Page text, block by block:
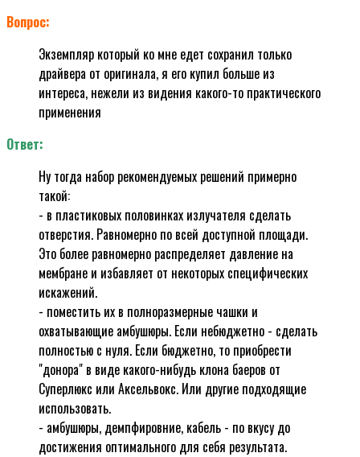
Вопрос:
Экземпляр который ко мне едет сохранил только
драйвера от оригинала, я его купил больше из
интереса, нежели из видения какого-то практического
применения
Ответ:
Ну тогда набор рекомендуемых решений примерно
такой:
- в пластиковых половинках излучателя сделать
отверстия. Равномерно по всей доступной площади.
Это более равномерно распределяет давление на
мембране и избавляет от некоторых специфических
искажений.
- поместить их в полноразмерные чашки и
охватывающие амбушюры. Если небюджетно - сделать
полностью с нуля. Если бюджетно, то приобрести
"донора" в виде какого-нибудь клона баеров от
Суперлюкс или Аксельвокс. Или другие подходящие
использовать.
- амбушюры, демпфировние, кабель - по вкусу до
достижения оптимального для себя результата.